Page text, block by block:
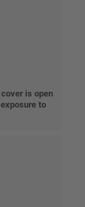
is open
to